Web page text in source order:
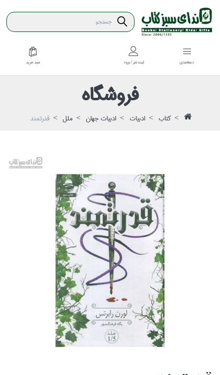
دسته‌بندي ثبت نام / ورود سبد خريد
فروشگاه
كتاب ادبيات ادبيات جهان ملل قدرتمند